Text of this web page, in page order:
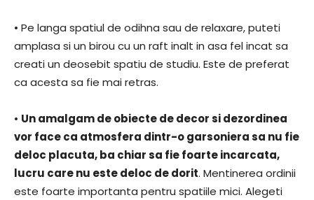
• Pe langa spatiul de odihna sau de relaxare, puteti
amplasa si un birou cu un raft inalt in asa fel incat sa
creati un deosebit spatiu de studiu. Este de preferat
ca acesta sa fie mai retras.
• Un amalgam de obiecte de decor si dezordinea
vor face ca atmosfera dintr-o garsoniera sa nu fie
deloc placuta, ba chiar sa fie foarte incarcata,
lucru care nu este deloc de dorit. Mentinerea ordinii
este foarte importanta pentru spatiile mici. Alegeti